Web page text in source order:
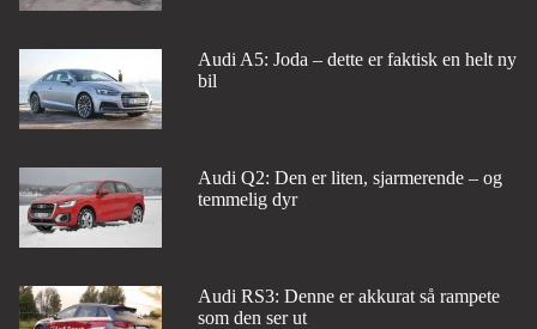
Audi A5: Joda – dette er faktisk en helt ny
bil
Audi Q2: Den er liten, sjarmerende – og
temmelig dyr
Audi RS3: Denne er akkurat så rampete
som den ser ut